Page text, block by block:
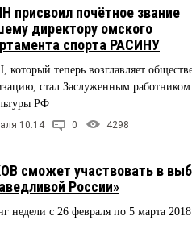
присвоил почётное звание
директору омского
спорта РАСИНУ
который теперь возглавляет
стал Заслуженным работником
РФ
10:14 0 4298
сможет участвовать в
России»
недели с 26 февраля по 5 марта